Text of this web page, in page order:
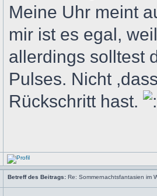
Meine Uhr meint
mir ist es egal,
allerdings solltest
Pulses. Nicht
Rückschritt hast.
Betreff des Beitrags: Re: Sommernachtsfantasien im